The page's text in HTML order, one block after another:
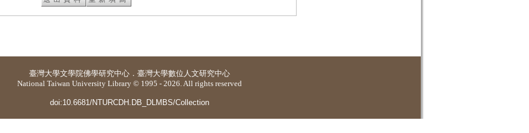
臺灣大學文學院佛學研究中心 ． 臺灣大學數位人文研究中心
National Taiwan University Library © 1995 - 2026. All rights reserved
doi:10.6681/NTURCDH.DB_DLMBS/Collection